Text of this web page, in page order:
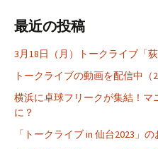
最近の投稿
3月18日（月）トークライブ「
トークライブの動画を配信中（2
横浜に卓球フリークが集結！
に？
「トークライブ in 仙台2023」